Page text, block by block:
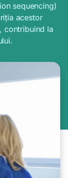
sequencing)
acestor
contribuind la